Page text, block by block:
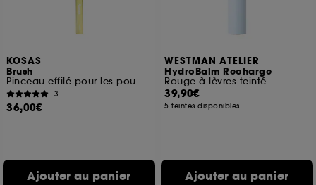
KOSAS
Brush
Pinceau effilé pour les poudres
3
36,00€
Ajouter au panier
WESTMAN ATELIER
HydroBalm Recharge
Rouge à lèvres teinté
39,90€
5 teintes disponibles
Ajouter au panier